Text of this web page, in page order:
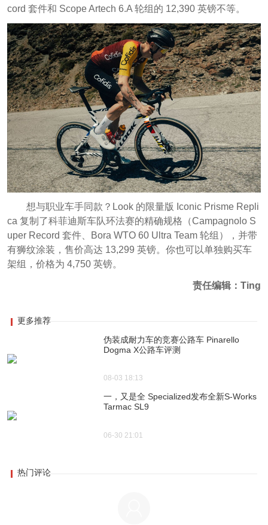
cord 套件和 Scope Artech 6.A 轮组的 12,390 英镑不等。
想与职业车手同款？Look 的限量版 Iconic Prisme Repli
ca 复制了科菲迪斯车队环法赛的精确规格（Campagnolo S
uper Record 套件、Bora WTO 60 Ultra Team 轮组），并带
有狮纹涂装，售价高达 13,299 英镑。你也可以单独购买车
架组，价格为 4,750 英镑。
责任编辑：Ting
更多推荐
伪装成耐力车的竞赛公路车 Pinarello
Dogma X公路车评测
08-03 18:13
一，又是全 Specialized发布全新S-Works
Tarmac SL9
06-30 21:01
热门评论